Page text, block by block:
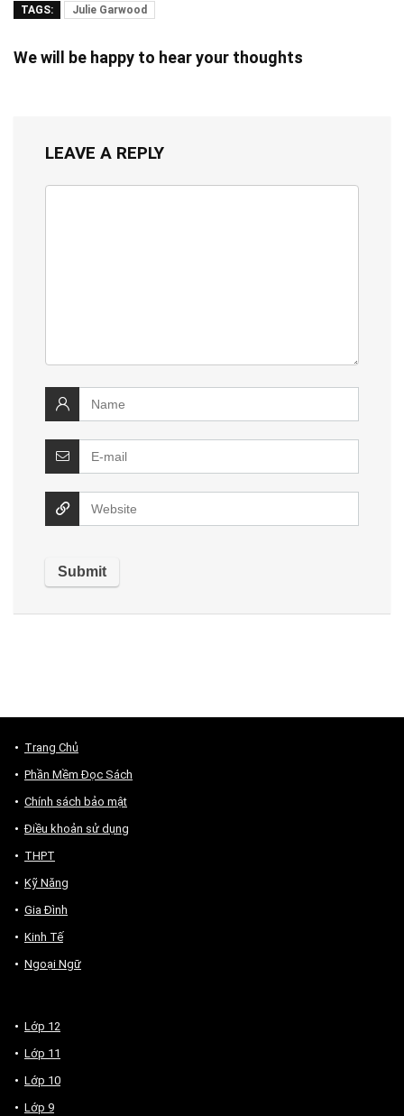
TAGS: Julie Garwood
We will be happy to hear your thoughts
LEAVE A REPLY
Trang Chủ
Phần Mềm Đọc Sách
Chính sách bảo mật
Điều khoản sử dụng
THPT
Kỹ Năng
Gia Đình
Kinh Tế
Ngoại Ngữ
Lớp 12
Lớp 11
Lớp 10
Lớp 9